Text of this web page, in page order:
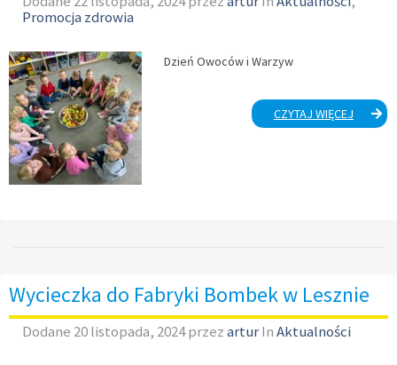
Promocja zdrowia
Dzień Owoców i Warzyw
CZYTAJ WIĘCEJ DZIEŃ
Wycieczka do Fabryki Bombek w Lesznie
Dodane 20 listopada, 2024przezarturInAktualności